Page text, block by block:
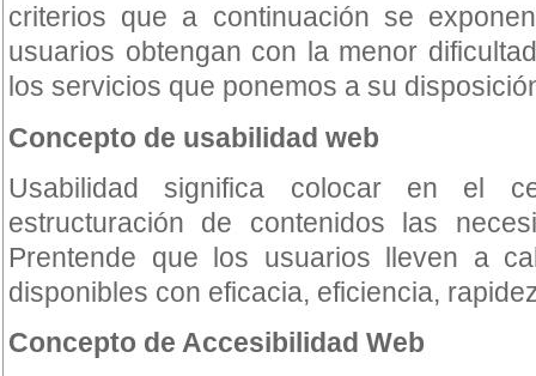
criterios que a continuación se
usuarios obtengan con la menor
los servicios que ponemos a su
Concepto de usabilidad web
Usabilidad significa colocar en el
estructuración de contenidos las
Prentende que los usuarios lleven a
disponibles con eficacia, eficiencia,
Concepto de Accesibilidad Web